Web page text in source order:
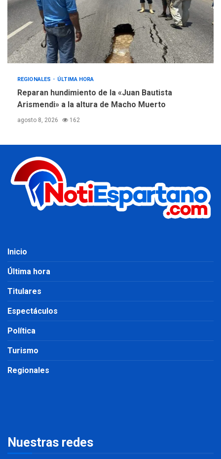
REGIONALES ÚLTIMA HORA
Reparan hundimiento de la «Juan Bautista
Arismendi» a la altura de Macho Muerto
agosto 8, 2026 162
Inicio
Última hora
Titulares
Espectáculos
Política
Turismo
Regionales
Nuestras redes